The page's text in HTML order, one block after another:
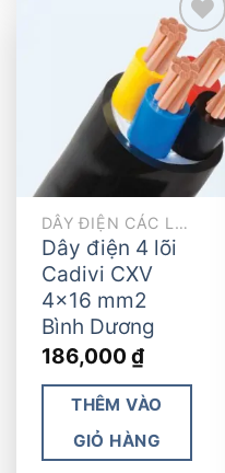
Add to
wishlist
DÂY ĐIỆN CÁC LOẠI
Dây điện 4 lõi
Cadivi CXV
4×16 mm2
Bình Dương
186,000 ₫
THÊM VÀO
GIỎ HÀNG